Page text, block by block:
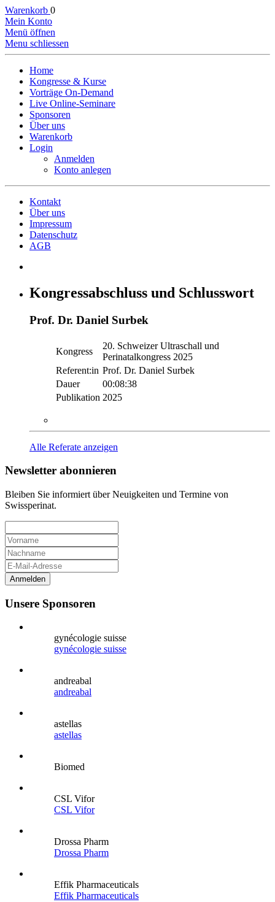
Warenkorb 0
Mein Konto
Menü öffnen
Menu schliessen
Home
Kongresse & Kurse
Vorträge On-Demand
Live Online-Seminare
Sponsoren
Über uns
Warenkorb
Login
Anmelden
Konto anlegen
Kontakt
Über uns
Impressum
Datenschutz
AGB
Kongressabschluss und Schlusswort
Prof. Dr. Daniel Surbek
Kongress
20. Schweizer Ultraschall und
Perinatalkongress 2025
Referent:in Prof. Dr. Daniel Surbek
Dauer
00:08:38
Publikation 2025
Alle Referate anzeigen
Newsletter abonnieren
Bleiben Sie informiert über Neuigkeiten und Termine von
Swissperinat.
Anmelden
Unsere Sponsoren
gynécologie suisse
gynécologie suisse
andreabal
andreabal
astellas
astellas
Biomed
CSL Vifor
CSL Vifor
Drossa Pharm
Drossa Pharm
Effik Pharmaceuticals
Effik Pharmaceuticals